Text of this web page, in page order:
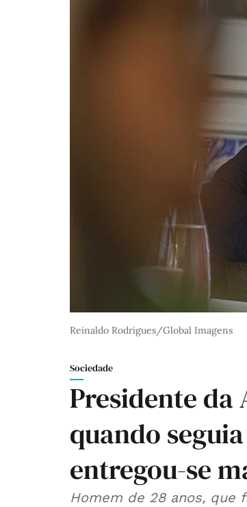
Reinaldo Rodrigues/Global Imagens
Sociedade
Presidente da
quando
entregou-se
Homem de 28 anos, que